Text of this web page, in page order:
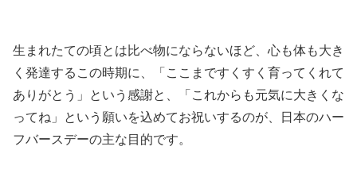
生まれたての頃とは比べ物にならないほど、心も体も大き
く発達するこの時期に、「ここまですくすく育ってくれて
ありがとう」という感謝と、「これからも元気に大きくな
ってね」という願いを込めてお祝いするのが、日本のハー
フバースデーの主な目的です。